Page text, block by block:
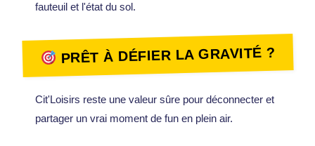
fauteuil et l'état du sol.
PRÊT À DÉFIER LA GRAVITÉ ?
Cit'Loisirs reste une valeur sûre pour déconnecter et
partager un vrai moment de fun en plein air.